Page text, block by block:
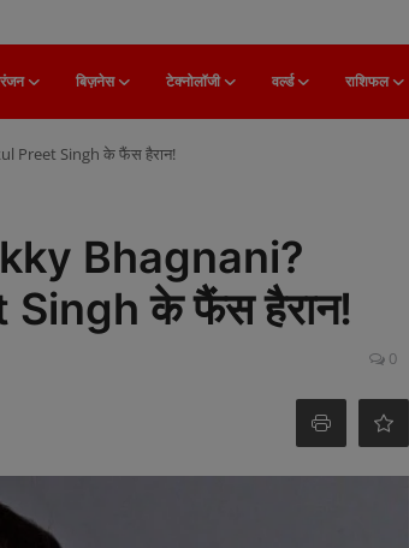
बिज़नेस टेक्नोलॉजी वर्ल्ड राशिफल
Preet Singh के फैंस हैरान!
Bhagnani?
Singh के फैंस हैरान!
0